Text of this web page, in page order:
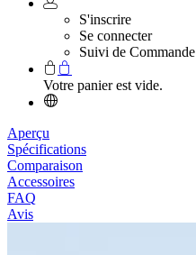
S'inscrire
Se connecter
Suivi de Commande
Votre panier est vide.
Aperçu
Spécifications
Comparaison
Accessoires
FAQ
Avis